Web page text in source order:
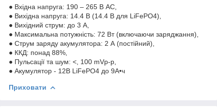
● Вхідна напруга: 190 – 265 В AC,
● Вихідна напруга: 14.4 В (14.4 В для LiFePO4),
● Вихідний струм: до 3 А,
● Максимальна потужність: 72 Вт (включаючи заряджання),
● Струм заряду акумулятора: 2 А (постійний),
● ККД: понад 88%,
● Пульсації та шум: <, 100 mVp-p,
● Акумулятор - 12В LiFePO4 до 9А•ч
Приховати